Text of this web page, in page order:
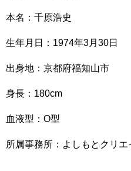
本名：千原浩史
生年月日：1974年3月30日
出身地：京都府福知山市
身長：180cm
血液型：O型
所属事務所：よしもとクリ